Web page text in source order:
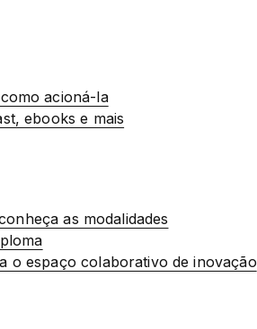
acioná-la
ebooks e mais
as modalidades
o espaço colaborativo de inovação